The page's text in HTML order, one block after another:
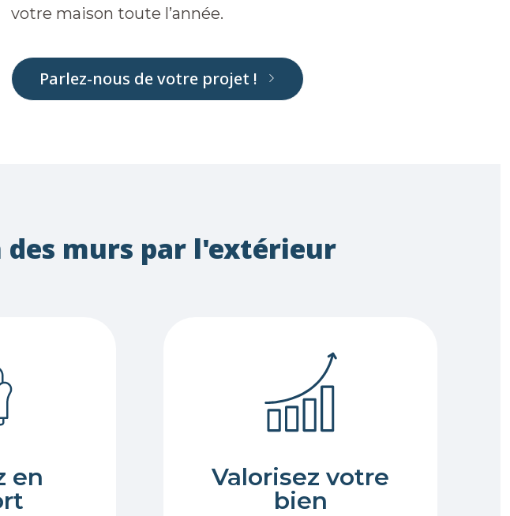
votre maison toute l’année.
Parlez-nous de votre projet !
murs par l'extérieur
en
Valorisez votre
bien